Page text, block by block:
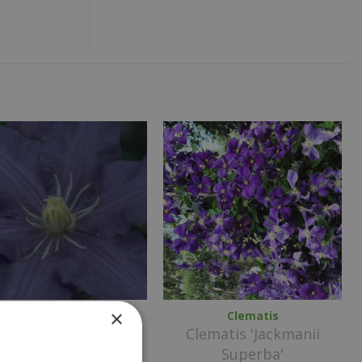
Clematis
Clematis 'Jackmanii
Superba'
×